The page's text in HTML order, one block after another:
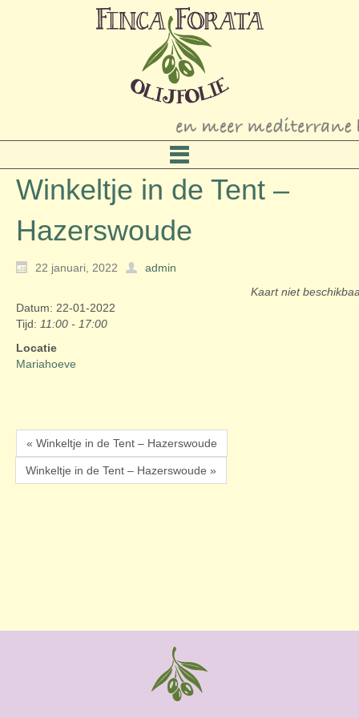
Winkeltje in de Tent –
Hazerswoude
22 januari, 2022
admin
Kaart niet
Datum: 22-01-2022
Tijd: 11:00 - 17:00
Locatie
Mariahoeve
« Winkeltje in de Tent – Hazerswoude
Winkeltje in de Tent – Hazerswoude »